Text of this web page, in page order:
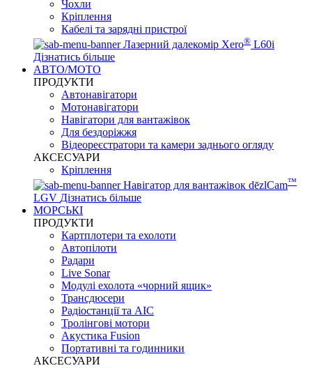
Чохли
Кріплення
Кабелі та зарядні пристрої
Лазерний далекомір Xero® L60i
Дізнатись більше
АВТО/МОТО
ПРОДУКТИ
Автонавігатори
Мотонавігатори
Навігатори для вантажівок
Для бездоріжжя
Відеореєстратори та камери заднього огляду
АКСЕСУАРИ
Кріплення
Навігатор для вантажівок dēzlCam™
LGV Дізнатись більше
МОРСЬКІ
ПРОДУКТИ
Картплотери та ехолоти
Автопілоти
Радари
Live Sonar
Модулі ехолота «чорний ящик»
Трансдюсери
Радіостанції та АІС
Тролінгові мотори
Акустика Fusion
Портативні та годинники
АКСЕСУАРИ